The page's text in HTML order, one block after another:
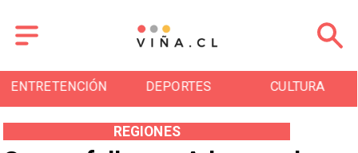
DEPORTES CULTURA TURISMO
REGIONES